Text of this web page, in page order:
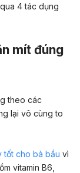
4 tác dụng
mít đúng
theo các
lại vô cùng to
tốt cho bà bầu vì
vitamin B6,